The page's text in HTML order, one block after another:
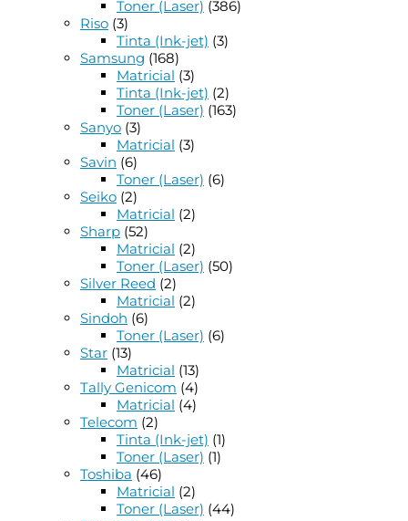
Toner (Laser) (386)
Riso (3)
Tinta (Ink-jet) (3)
Samsung (168)
Matricial (3)
Tinta (Ink-jet) (2)
Toner (Laser) (163)
Sanyo (3)
Matricial (3)
Savin (6)
Toner (Laser) (6)
Seiko (2)
Matricial (2)
Sharp (52)
Matricial (2)
Toner (Laser) (50)
Silver Reed (2)
Matricial (2)
Sindoh (6)
Toner (Laser) (6)
Star (13)
Matricial (13)
Tally Genicom (4)
Matricial (4)
Telecom (2)
Tinta (Ink-jet) (1)
Toner (Laser) (1)
Toshiba (46)
Matricial (2)
Toner (Laser) (44)